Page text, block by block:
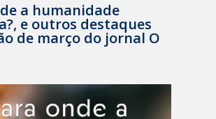
a humanidade
e outros destaques
de março do jornal O